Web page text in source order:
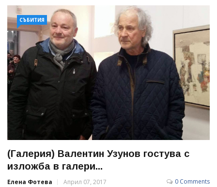
СЪБИТИЯ
(Галерия) Валентин Узунов гостува с
изложба в галери...
Елена Фотева Април 07, 2017 0 Comments